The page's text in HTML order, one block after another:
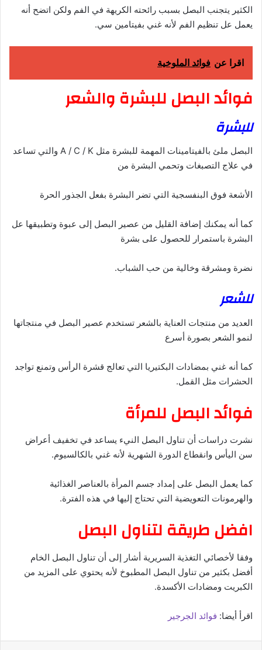
الكثير يتجنب البصل بسبب رائحته الكريهة في الفم ولكن اتضح أنه
يعمل عل تنظيم الفم لأنه غني بفيتامين سي.
اقرا عن فوائد الملوخية
فوائد البصل للبشرة والشعر
للبشرة
البصل ملئ بالفيتامينات المهمة للبشرة مثل A / C / K والتي تساعد
في علاج التصبغات وتحمي البشرة من
الأشعة فوق البنفسجية التي تضر البشرة بفعل الجذور الحرة
كما أنه يمكنك إضافة القليل من عصير البصل إلى عبوة وتطبيقها عل
البشرة باستمرار للحصول على بشرة
نضرة ومشرقة وخالية من حب الشباب.
للشعر
العديد من منتجات العناية بالشعر تستخدم عصير البصل في منتجاتها
لنمو الشعر بصورة أسرع
كما أنه غني بمضادات البكتيريا التي تعالج قشرة الرأس وتمنع تواجد
الحشرات مثل القمل.
فوائد البصل للمرأة
نشرت دراسات أن تناول البصل النيء يساعد في تخفيف أعراض
سن اليأس وانقطاع الدورة الشهرية لأنه غني بالكالسيوم.
كما يعمل البصل على إمداد جسم المرأة بالعناصر الغذائية
والهرمونات التعويضية التي تحتاج إليها في هذه الفترة.
افضل طريقة لتناول البصل
وفقا لأخصائي التغذية السريرية أشار إلى أن تناول البصل الخام
أفضل بكثير من تناول البصل المطبوخ لأنه يحتوي على المزيد من
الكبريت ومضادات الأكسدة.
اقرأ أيضا: فوائد الجرجير